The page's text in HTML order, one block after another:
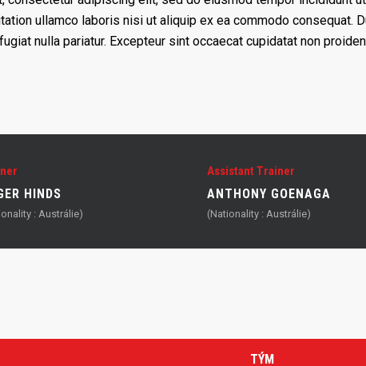
ullamco laboris nisi ut aliquip ex ea commodo consequat.
nulla pariatur. Excepteur sint occaecat cupidatat non
HINDS
: Austrálie)
Assistant Trainer
ANTHONY GOENAGA
(Nationality : Austrálie)
TÝM